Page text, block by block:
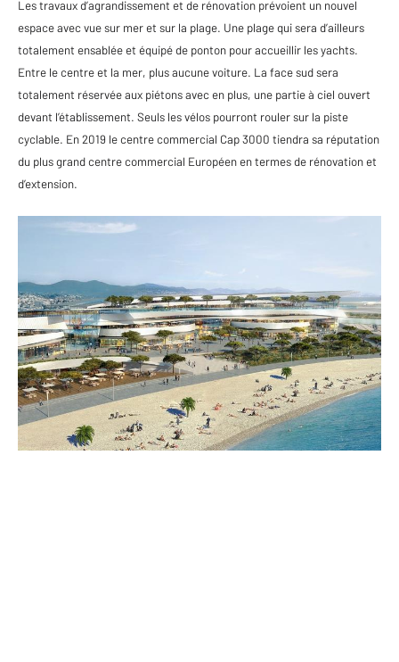
Les travaux d’agrandissement et de rénovation prévoient un nouvel
espace avec vue sur mer et sur la plage. Une plage qui sera d’ailleurs
totalement ensablée et équipé de ponton pour accueillir les yachts.
Entre le centre et la mer, plus aucune voiture. La face sud sera
totalement réservée aux piétons avec en plus, une partie à ciel ouvert
devant l’établissement. Seuls les vélos pourront rouler sur la piste
cyclable. En 2019 le centre commercial Cap 3000 tiendra sa réputation
du plus grand centre commercial Européen en termes de rénovation et
d’extension.